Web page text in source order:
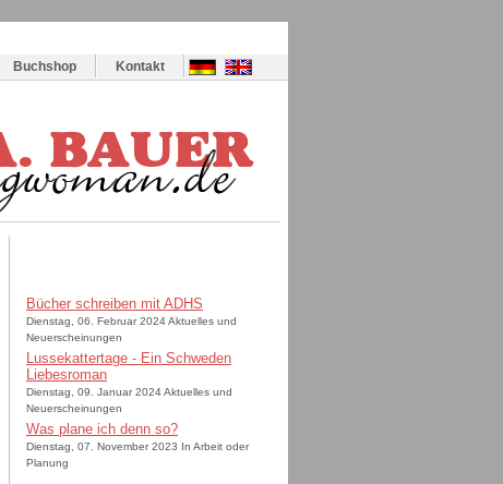
Buchshop Kontakt
Bücher schreiben mit ADHS
Dienstag, 06. Februar 2024 Aktuelles und
Neuerscheinungen
Lussekattertage - Ein Schweden
Liebesroman
Dienstag, 09. Januar 2024 Aktuelles und
Neuerscheinungen
Was plane ich denn so?
Dienstag, 07. November 2023 In Arbeit oder
Planung